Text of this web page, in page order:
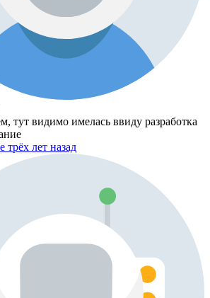
тут видимо имелась ввиду разработка
трёх лет назад